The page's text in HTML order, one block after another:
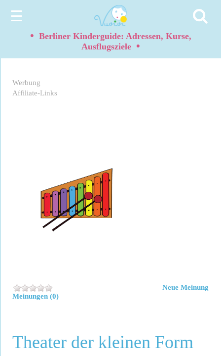
☰
• Berliner Kinderguide: Adressen, Kurse,
Ausflugsziele •
Werbung
Affiliate-Links
Meinungen (0)
Neue Meinung
Theater der kleinen Form